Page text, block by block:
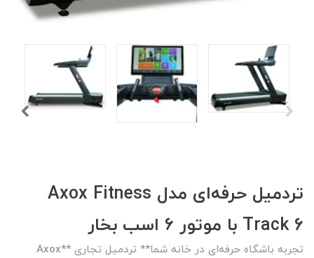
تردمیل حرفه‌ای مدل Axox Fitness
Track 6 با موتور ۶ اسب بخار
تجربه باشگاه حرفه‌ای در خانه شما** تردمیل تجاری **Axox